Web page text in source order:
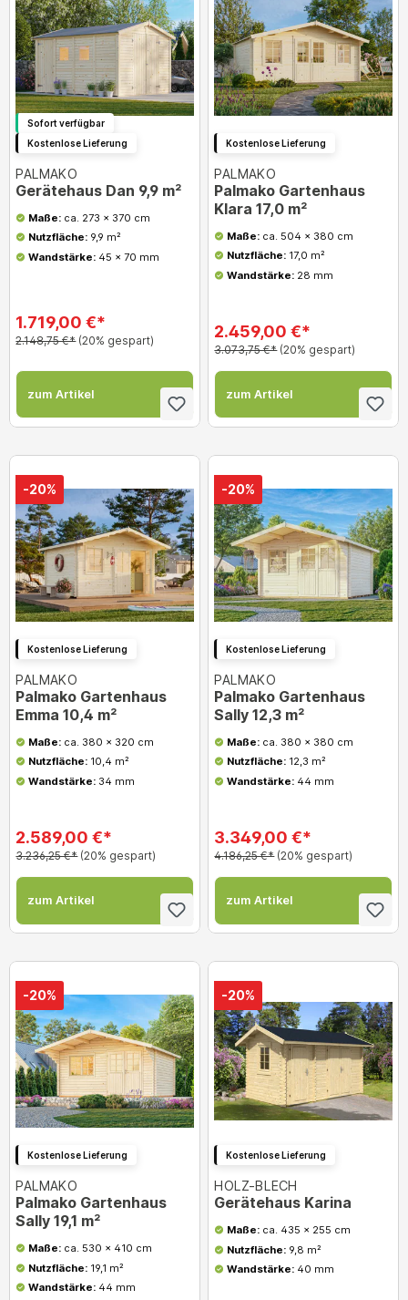
Sofort verfügbar
Kostenlose Lieferung
PALMAKO
Gerätehaus Dan 9,9 m²
Maße: ca. 273 x 370 cm
Nutzfläche:9,9 m²
Wandstärke:45 x 70 mm
1.719,00 €*
2.148,75 €* (20% gespart)
zum Artikel
Kostenlose Lieferung
PALMAKO
Palmako Gartenhaus
Klara 17,0 m²
Maße:ca. 504 x 380 cm
Nutzfläche:17,0 m²
Wandstärke: 28 mm
2.459,00 €*
3.073,75 €* (20% gespart)
zum Artikel
-20%
Kostenlose Lieferung
PALMAKO
Palmako Gartenhaus
Emma 10,4 m²
Maße:ca. 380 x 320 cm
Nutzfläche:10,4 m²
Wandstärke: 34 mm
2.589,00 €*
3.236,25 €* (20% gespart)
zum Artikel
-20%
Kostenlose Lieferung
PALMAKO
Palmako Gartenhaus
Sally 12,3 m²
Maße:ca. 380 x 380 cm
Nutzfläche:12,3 m²
Wandstärke: 44 mm
3.349,00 €*
4.186,25 €* (20% gespart)
zum Artikel
-20%
Kostenlose Lieferung
PALMAKO
Palmako Gartenhaus
Sally 19,1 m²
Maße: ca. 530 x 410 cm
Nutzfläche:19,1 m²
Wandstärke: 44 mm
-20%
Kostenlose Lieferung
HOLZ-BLECH
Gerätehaus Karina
Maße: ca. 435 x 255 cm
Nutzfläche: 9,8 m²
Wandstärke: 40 mm